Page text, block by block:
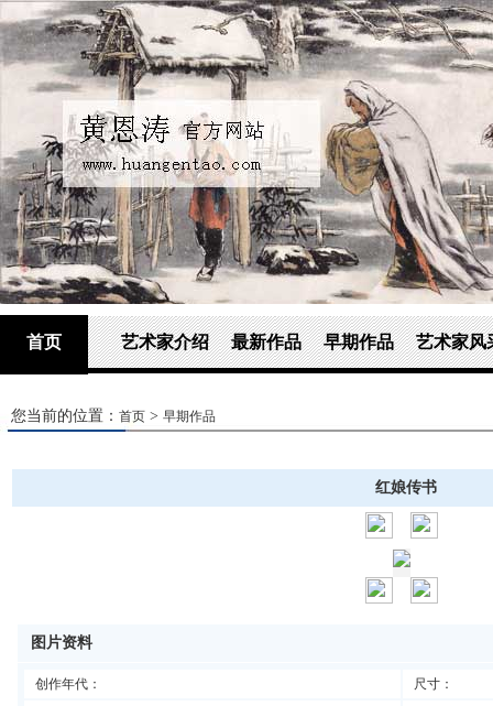
首页 艺术家介绍 最新作品 早期作品 艺术家风
您当前的位置： 首页 > 早期作品
红娘传书
图片资料
创作年代：
尺寸：